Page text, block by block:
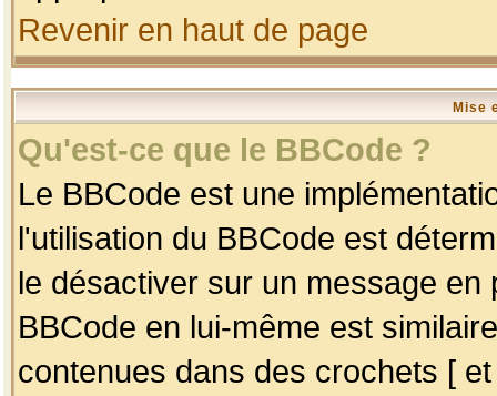
Revenir en haut de page
Mise
Qu'est-ce que le BBCode ?
Le BBCode est une
l'utilisation du BBCode est
le désactiver sur un message
BBCode en lui-même est
contenues dans des crochets [